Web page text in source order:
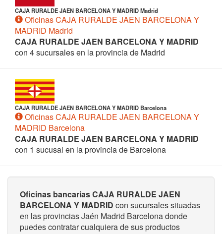
CAJA RURALDE JAEN BARCELONA Y MADRID Madrid
Oficinas CAJA RURALDE JAEN BARCELONA Y
MADRID Madrid
CAJA RURALDE JAEN BARCELONA Y MADRID
con 4 sucursales en la provincia de Madrid
CAJA RURALDE JAEN BARCELONA Y MADRID Barcelona
Oficinas CAJA RURALDE JAEN BARCELONA Y
MADRID Barcelona
CAJA RURALDE JAEN BARCELONA Y MADRID
con 1 sucusal en la provincia de Barcelona
Oficinas bancarias CAJA RURALDE JAEN
BARCELONA Y MADRID con sucursales situadas
en las provincias Jaén Madrid Barcelona donde
puedes contratar cualquiera de sus productos